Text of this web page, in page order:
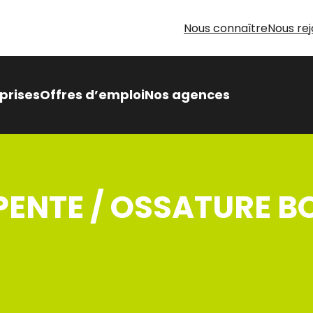
Nous connaîtreNous
pour vous
d’aide pour votre
d’emploi
Offres d’emploiNos agences
/ OSSATURE